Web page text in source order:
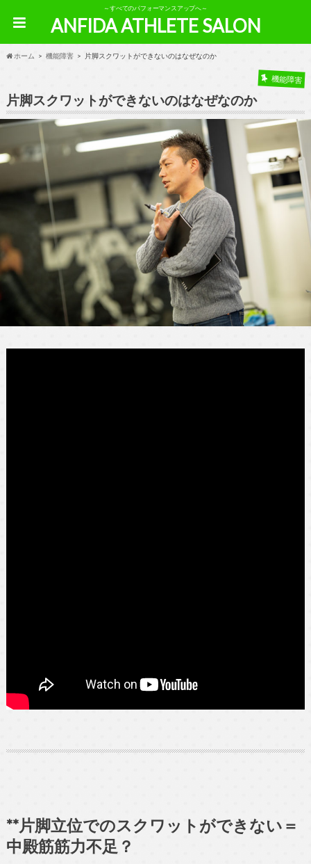
～すべてのパフォーマンスアップへ～
ANFIDA ATHLETE SALON
ホーム 機能障害 片脚スクワットができないのはなぜなのか
機能障害
片脚スクワットができないのはなぜなのか
**片脚立位でのスクワットができない＝
中殿筋筋力不足？